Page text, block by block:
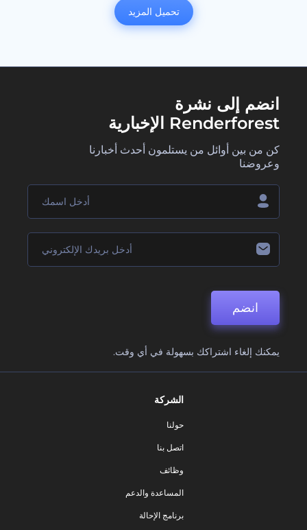
تحميل المزيد
انضم إلى نشرة
Renderforest الإخبارية
كن من بين أوائل من يستلمون أحدث أخبارنا
وعروضنا
انضم
يمكنك إلغاء اشتراكك بسهولة في أي وقت.
الشركة
حولنا
اتصل بنا
وظائف
المساعدة والدعم
برنامج الإحالة